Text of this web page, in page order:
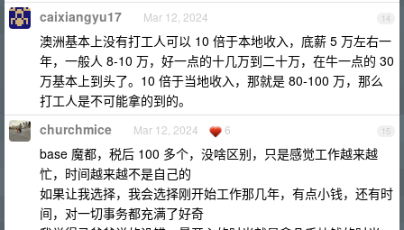
14
caixiangyu17 Mar 12, 2024
澳洲基本上没有打工人可以 10 倍于本地收入，底薪 5 万左右一
年，一般人 8-10 万，好一点的十几万到二十万，在牛一点的 30
万基本上到头了。10 倍于当地收入，那就是 80-100 万，那么
打工人是不可能拿的到的。
15
churchmice Mar 12, 2024 6
base 魔都，税后 100 多个，没啥区别，只是感觉工作越来越
忙，时间越来越不是自己的
如果让我选择，我会选择刚开始工作那几年，有点小钱，还有时
间，对一切事务都充满了好奇